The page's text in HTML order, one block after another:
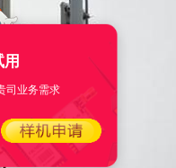
司业务需求